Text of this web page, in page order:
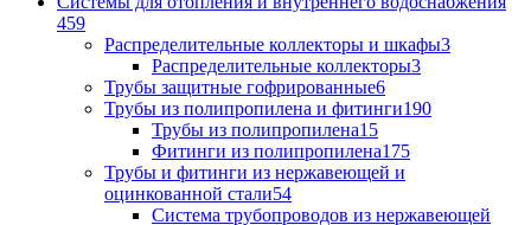
459
Распределительные коллекторы и шкафы3
Распределительные коллекторы3
Трубы защитные гофрированные6
Трубы из полипропилена и фитинги190
Трубы из полипропилена15
Фитинги из полипропилена175
Трубы и фитинги из нержавеющей и
оцинкованной стали54
Система трубопроводов из нержавеющей